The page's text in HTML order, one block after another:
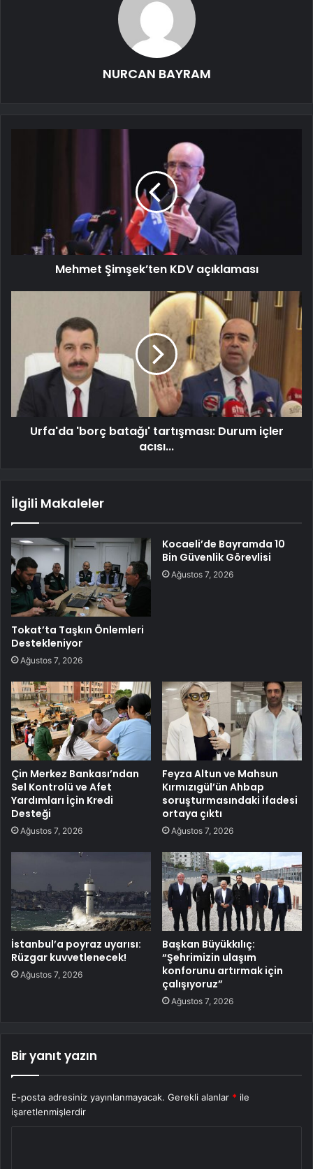
NURCAN BAYRAM
Mehmet Şimşek’ten KDV açıklaması
Urfa'da 'borç batağı' tartışması: Durum içler
acısı...
İlgili Makaleler
Tokat’ta Taşkın Önlemleri
Destekleniyor
Ağustos 7, 2026
Kocaeli’de Bayramda 10
Bin Güvenlik Görevlisi
Ağustos 7, 2026
Çin Merkez Bankası’ndan
Sel Kontrolü ve Afet
Yardımları İçin Kredi
Desteği
Ağustos 7, 2026
Feyza Altun ve Mahsun
Kırmızıgül’ün Ahbap
soruşturmasındaki ifadesi
ortaya çıktı
Ağustos 7, 2026
İstanbul’a poyraz uyarısı:
Rüzgar kuvvetlenecek!
Ağustos 7, 2026
Başkan Büyükkılıç:
“Şehrimizin ulaşım
konforunu artırmak için
çalışıyoruz”
Ağustos 7, 2026
Bir yanıt yazın
E-posta adresiniz yayınlanmayacak. Gerekli alanlar * ile
işaretlenmişlerdir